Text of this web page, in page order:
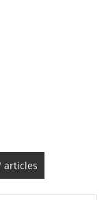
articles